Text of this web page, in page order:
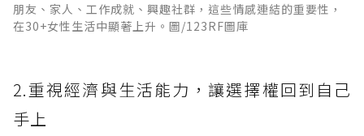
朋友、家人、工作成就、興趣社群，這些情感連結的重要性，
在30+女性生活中顯著上升。圖/123RF圖庫
2.重視經濟與生活能力，讓選擇權回到自己
手上